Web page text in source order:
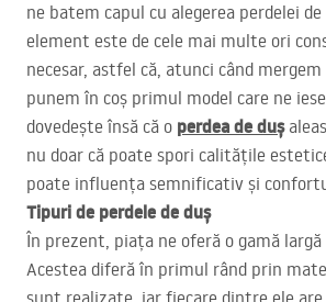
ne batem capul cu alegerea perdelei de
element este de cele mai multe ori
necesar, astfel că, atunci când
punem în coș primul model care ne
dovedește însă că o perdea de duș
nu doar că poate spori calitățile
poate influența semnificativ și
Tipuri de perdele de duș
În prezent, piața ne oferă o gamă largă
Acestea diferă în primul rând prin